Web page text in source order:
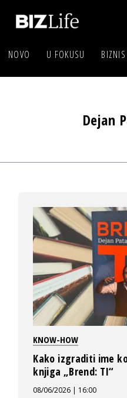
NOVO U FOKUSU BIZNIS
Dejan
KNOW-HOW
Kako izgraditi ime
knjiga „Brend: TI“
08/06/2026 | 16:00